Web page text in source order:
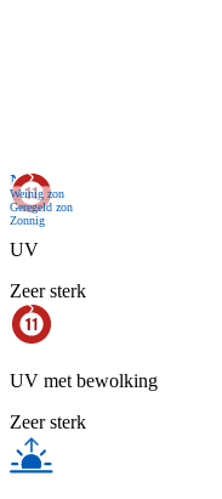
Nu
Weinig zon
Geregeld zon
Zonnig
UV
Zeer sterk
UV met bewolking
Zeer sterk